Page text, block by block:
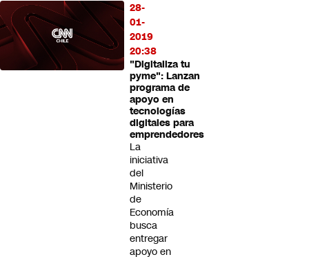
28-
01-
2019
20:38
"Digitaliza tu
pyme": Lanzan
programa de
apoyo en
tecnologías
digitales para
emprendedores
La
iniciativa
del
Ministerio
de
Economía
busca
entregar
apoyo en